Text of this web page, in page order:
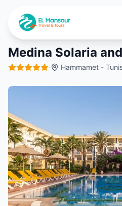
Medina Solaria
· Hammamet -